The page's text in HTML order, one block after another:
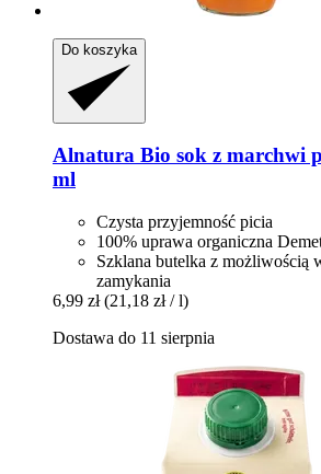
Do koszyka
Alnatura Bio sok z marchwi
ml
Czysta przyjemność picia
100% uprawa organiczna
Szklana butelka z możliwością
zamykania
6,99 zł (21,18 zł / l)
Dostawa do 11 sierpnia